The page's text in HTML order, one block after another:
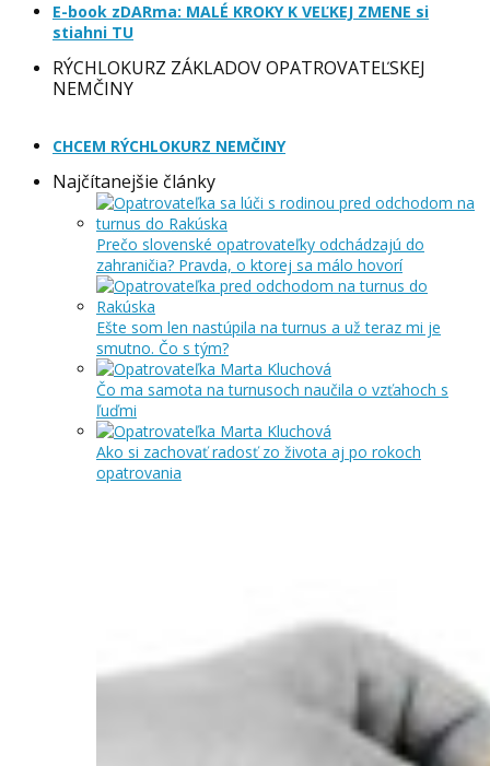
E-book zDARma: MALÉ KROKY K VEĽKEJ ZMENE si
stiahni TU
RÝCHLOKURZ ZÁKLADOV OPATROVATEĽSKEJ
NEMČINY
CHCEM RÝCHLOKURZ NEMČINY
Najčítanejšie články
Prečo slovenské opatrovateľky odchádzajú do
zahraničia? Pravda, o ktorej sa málo hovorí
Ešte som len nastúpila na turnus a už teraz mi je
smutno. Čo s tým?
Čo ma samota na turnusoch naučila o vzťahoch s
ľuďmi
Ako si zachovať radosť zo života aj po rokoch
opatrovania